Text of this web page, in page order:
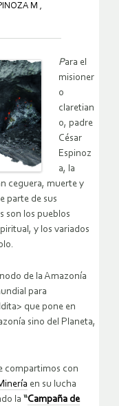
M ,
Para el
misioner
o
claretian
o, padre
César
Espinoz
a, la
ceguera, muerte y
parte de sus
son los pueblos
y los variados
de la Amazonía
para
que pone en
sino del Planeta,
compartimos con
en su lucha
la “Campaña de